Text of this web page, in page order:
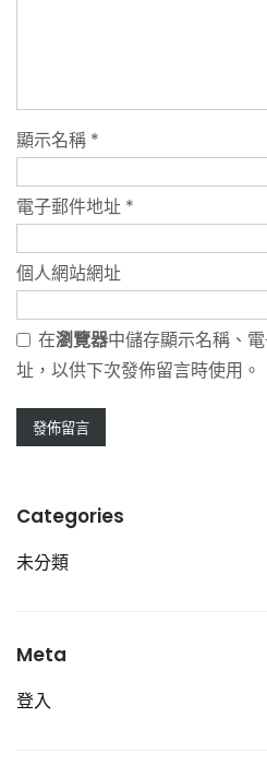
顯示名稱 *
電子郵件地址 *
個人網站網址
在瀏覽器中儲存顯示名稱、
址，以供下次發佈留言時使用。
Categories
未分類
Meta
登入